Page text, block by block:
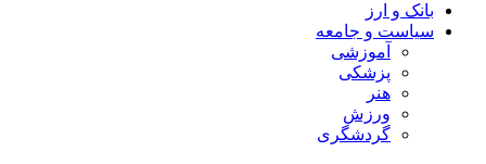
بانک و ارز
سیاست و جامعه
آموزشی
پزشکی
هنر
ورزش
گردشگری